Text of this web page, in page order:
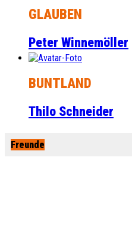
GLAUBEN
Peter Winnemöller
BUNTLAND
Thilo Schneider
Freunde